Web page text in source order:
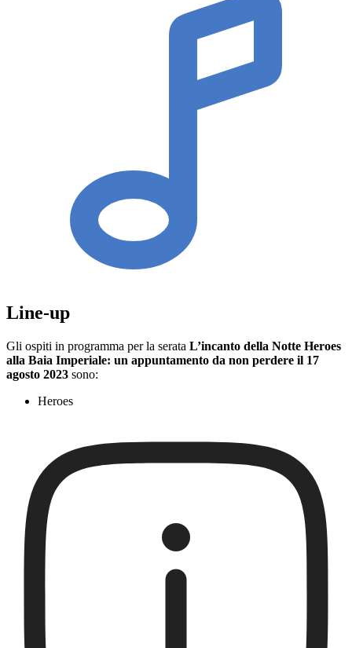
Line-up
Gli ospiti in programma per la serata L’incanto della Notte Heroes
alla Baia Imperiale: un appuntamento da non perdere il 17
agosto 2023 sono:
Heroes